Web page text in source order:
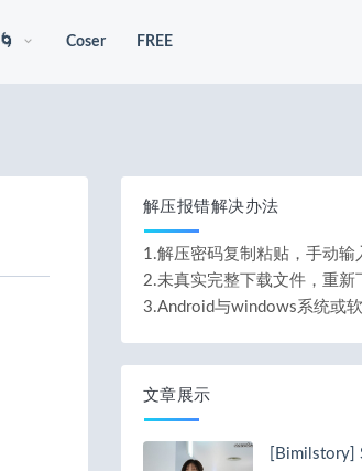
Coser FREE
解压报错解决办法
1.解压密码复制粘贴，手动输
2.未真实完整下载文件，重新
3.Android与windows系统或
文章展示
[Bimilstory]